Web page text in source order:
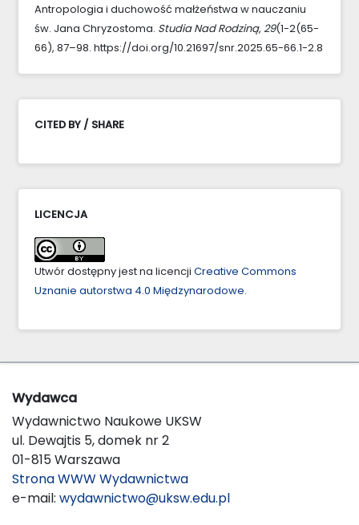
Antropologia i duchowość małżeństwa w nauczaniu
św. Jana Chryzostoma. Studia Nad Rodziną, 29(1-2(65-
66), 87–98. https://doi.org/10.21697/snr.2025.65-66.1-2.8
CITED BY / SHARE
LICENCJA
Utwór dostępny jest na licencji Creative Commons
Uznanie autorstwa 4.0 Międzynarodowe.
Wydawca
Wydawnictwo Naukowe UKSW
ul. Dewajtis 5, domek nr 2
01-815 Warszawa
Strona WWW Wydawnictwa
e-mail: wydawnictwo@uksw.edu.pl